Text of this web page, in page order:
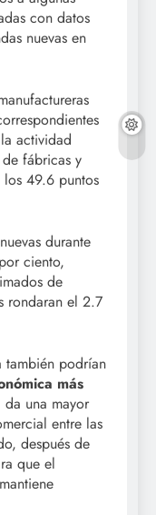
con datos
nuevas en
actividad
de fábricas y
los 49.6 puntos
durante
ciento,
de
rondaran el 2.7
también podrían
más
una mayor
entre las
después de
que el